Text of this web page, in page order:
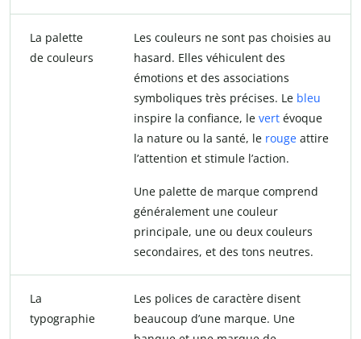
La palette
de couleurs
Les couleurs ne sont pas choisies au
hasard. Elles véhiculent des
émotions et des associations
symboliques très précises. Le bleu
inspire la confiance, le vert évoque
la nature ou la santé, le rouge attire
l’attention et stimule l’action.
Une palette de marque comprend
généralement une couleur
principale, une ou deux couleurs
secondaires, et des tons neutres.
La
typographie
Les polices de caractère disent
beaucoup d’une marque. Une